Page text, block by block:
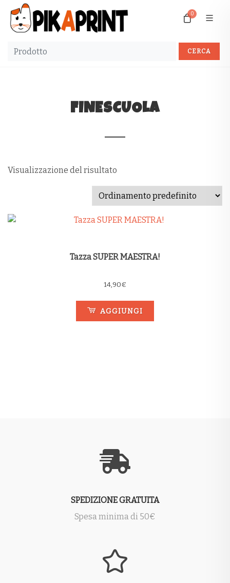
0
FINESCUOLA
Visualizzazione del risultato
Tazza SUPER MAESTRA!
14,90€
AGGIUNGI
SPEDIZIONE GRATUITA
Spesa minima di 50€